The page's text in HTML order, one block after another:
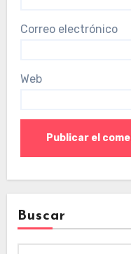
Correo electrónico
Web
Buscar